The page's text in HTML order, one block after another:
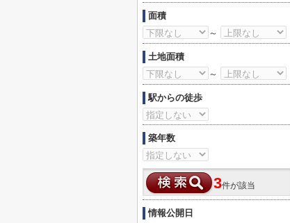
面積
～
土地面積
～
駅からの徒歩
築年数
3件が該当
情報公開日